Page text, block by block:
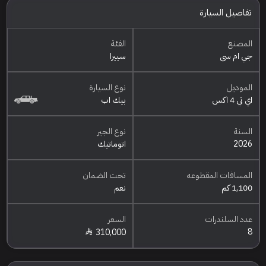
تفاصيل السيارة
المصنع
جي ام سي
الفئة
سييرا
الموديل
اي تي 4 اكس
نوع السيارة
بيك اب
السنة
2026
نوع الجير
اتوماتيك
المسافات المقطوعه
1,100 كم
تحت الضمان
نعم
عدد السلندرات
8
السعر
310,000